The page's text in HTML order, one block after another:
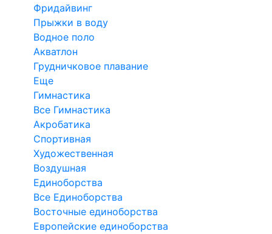
Фридайвинг
Прыжки в воду
Водное поло
Акватлон
Грудничковое плавание
Еще
Гимнастика
Все Гимнастика
Акробатика
Спортивная
Художественная
Воздушная
Единоборства
Все Единоборства
Восточные единоборства
Европейские единоборства